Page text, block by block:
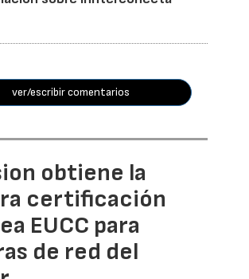
ver/escribir comentarios
obtiene la
certificación
EUCC para
de red del